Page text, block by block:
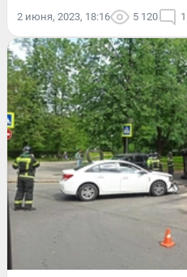
2 июня, 2023, 18:16 5 120 1